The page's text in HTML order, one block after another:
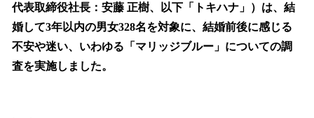
代表取締役社長：安藤 正樹、以下「トキハナ」）は、結
婚して3年以内の男女328名を対象に、結婚前後に感じる
不安や迷い、いわゆる「マリッジブルー」についての調
査を実施しました。